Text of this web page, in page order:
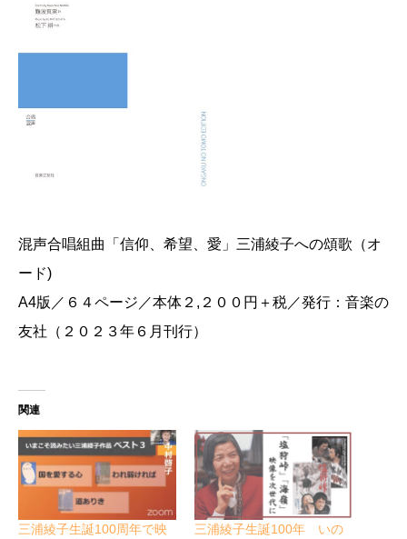
混声合唱組曲「信仰、希望、愛」三浦綾子への頌歌（オ
ード)
A4版／６４ページ／本体２,２００円＋税／発行：音楽の
友社（２０２３年６月刊行）
関連
三浦綾子生誕100周年で映
三浦綾子生誕100年 いの